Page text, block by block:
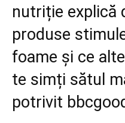
nutriție explică
produse
foame și ce
te simți sătul
potrivit